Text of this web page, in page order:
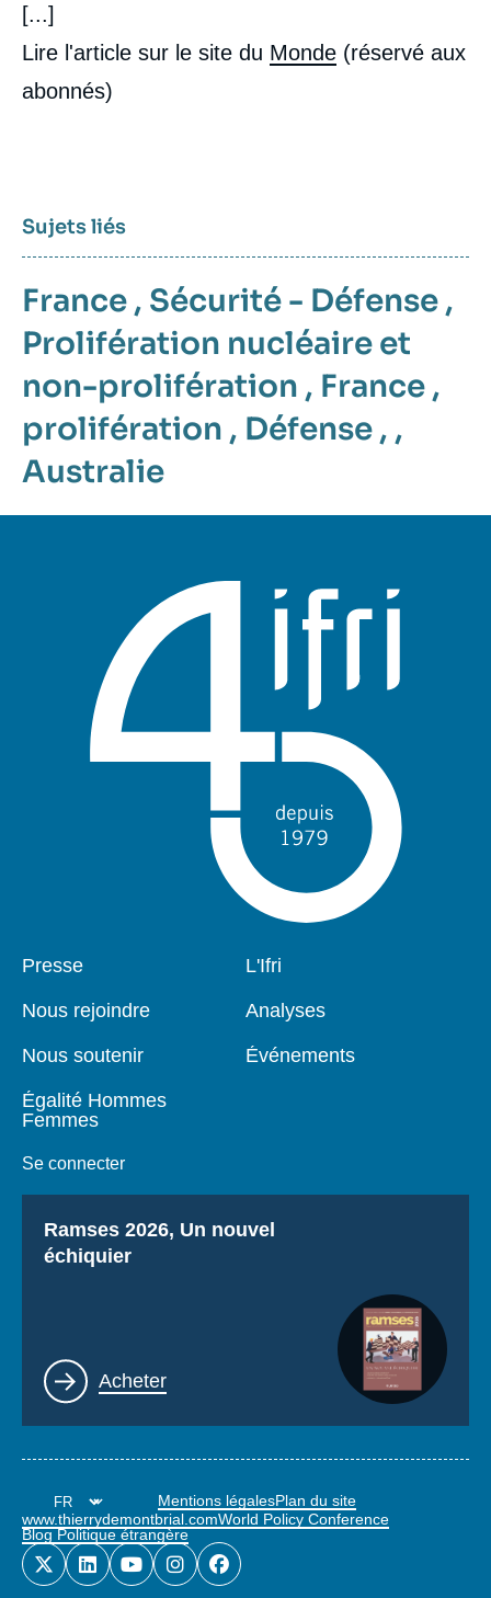
[...]
Lire l'article sur le site du Monde (réservé aux
abonnés)
Sujets liés
France , Sécurité - Défense ,
Prolifération nucléaire et
non-prolifération , France ,
prolifération , Défense , ,
Australie
Pied
Presse
Nous rejoindre
Nous soutenir
Égalité Hommes
Femmes
Se connecter
Navigation
L'Ifri
Analyses
Événements
Titre
Ramses 2026, Un nouvel
échiquier
Lien
Acheter
Mentions légalesPlan du site
www.thierrydemontbrial.comWorld Policy Conference
Blog Politique étrangère